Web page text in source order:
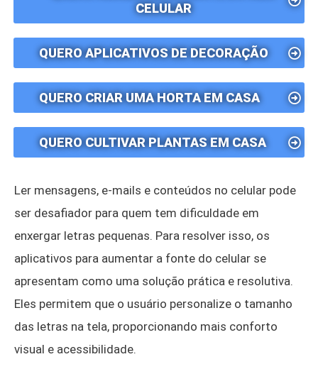
CELULAR
QUERO APLICATIVOS DE DECORAÇÃO
QUERO CRIAR UMA HORTA EM CASA
QUERO CULTIVAR PLANTAS EM CASA
Ler mensagens, e-mails e conteúdos no celular pode
ser desafiador para quem tem dificuldade em
enxergar letras pequenas. Para resolver isso, os
aplicativos para aumentar a fonte do celular se
apresentam como uma solução prática e resolutiva.
Eles permitem que o usuário personalize o tamanho
das letras na tela, proporcionando mais conforto
visual e acessibilidade.